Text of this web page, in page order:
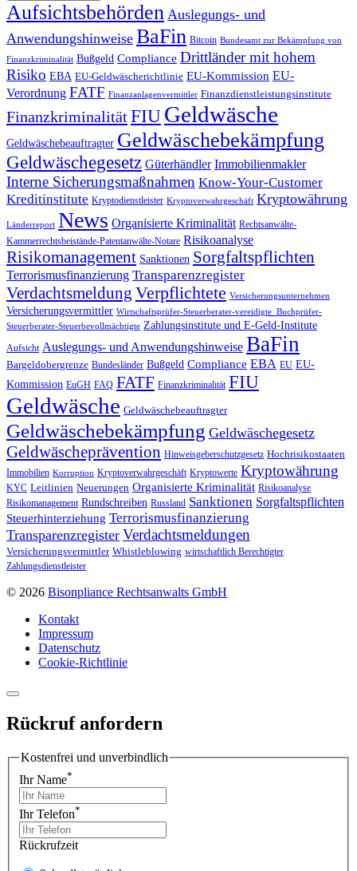
Aufsichtsbehörden Auslegungs- und
Anwendungshinweise BaFin Bitcoin Bundesamt zur Bekämpfung von
Finanzkriminalität Bußgeld Compliance Drittländer mit hohem
Risiko EBA EU-Geldwäscherichtlinie EU-Kommission EU-
Verordnung FATF Finanzanlagenvermittler Finanzdienstleistungsinstitute
FinanzkriminalitätFIU Geldwäsche
Geldwäschebeauftragter Geldwäschebekämpfung
Geldwäschegesetz Güterhändler Immobilienmakler
Interne Sicherungsmaßnahmen Know-Your-Customer
Kreditinstitute Kryptodienstleister Kryptoverwahrgeschäft Kryptowährung
Länderreport News Organisierte Kriminalität Rechtsanwälte-
Kammerrechtsbeistände-Patentanwälte-Notare Risikoanalyse
Risikomanagement Sanktionen Sorgfaltspflichten
Terrorismusfinanzierung Transparenzregister
Verdachtsmeldung Verpflichtete Versicherungsunternehmen
Versicherungsvermittler Wirtschaftsprüfer-Steuerberater-vereidigte_Buchprüfer-
Steuerberater-Steuerbevollmächtigte Zahlungsinstitute und E-Geld-Institute
Aufsicht Auslegungs- und Anwendungshinweise BaFin
Bargeldobergrenze Bundesländer Bußgeld Compliance EBA EU EU-
Kommission EuGH FAQ FATF Finanzkriminalität FIU
Geldwäsche Geldwäschebeauftragter
Geldwäschebekämpfung Geldwäschegesetz
Geldwäscheprävention Hinweisgeberschutzgesetz Hochrisikostaaten
Immobilien Korruption Kryptoverwahrgeschäft Kryptowerte Kryptowährung
KYC Leitlinien Neuerungen Organisierte Kriminalität Risikoanalyse
Risikomanagement Rundschreiben Russland Sanktionen Sorgfaltspflichten
Steuerhinterziehung Terrorismusfinanzierung
Transparenzregister Verdachtsmeldungen
Versicherungsvermittler Whistleblowing wirtschaftlich Berechtigter
Zahlungsdienstleister
© 2026 Bisonpliance Rechtsanwalts GmbH
Kontakt
Impressum
Datenschutz
Cookie-Richtlinie
Rückruf anfordern
Kostenfrei und unverbindlich
Ihr Name*
Ihr Telefon*
Rückrufzeit